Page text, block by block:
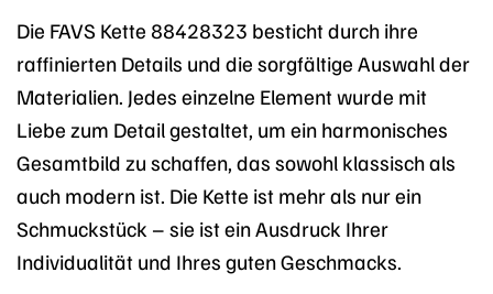
Die FAVS Kette 88428323 besticht durch ihre
raffinierten Details und die sorgfältige Auswahl der
Materialien. Jedes einzelne Element wurde mit
Liebe zum Detail gestaltet, um ein harmonisches
Gesamtbild zu schaffen, das sowohl klassisch als
auch modern ist. Die Kette ist mehr als nur ein
Schmuckstück – sie ist ein Ausdruck Ihrer
Individualität und Ihres guten Geschmacks.